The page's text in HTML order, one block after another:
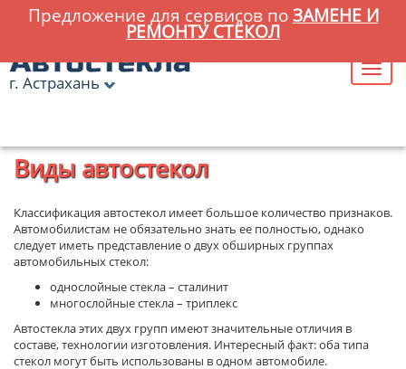
Предложение для сервисов по ЗАМЕНЕ И
РЕМОНТУ СТЁКОЛ
г. Астрахань
Виды автостекол
Классификация автостекол имеет большое количество признаков.
Автомобилистам не обязательно знать ее полностью, однако
следует иметь представление о двух обширных группах
автомобильных стекол:
однослойные стекла – сталинит
многослойные стекла – триплекс
Автостекла этих двух групп имеют значительные отличия в
составе, технологии изготовления. Интересный факт: оба типа
стекол могут быть использованы в одном автомобиле.